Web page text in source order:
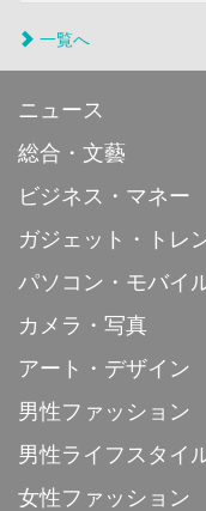
一覧へ
ニュース
総合・文藝
ビジネス・マネー
ガジェット・トレ
パソコン・モバイ
カメラ・写真
アート・デザイン
男性ファッション
男性ライフスタイ
女性ファッション